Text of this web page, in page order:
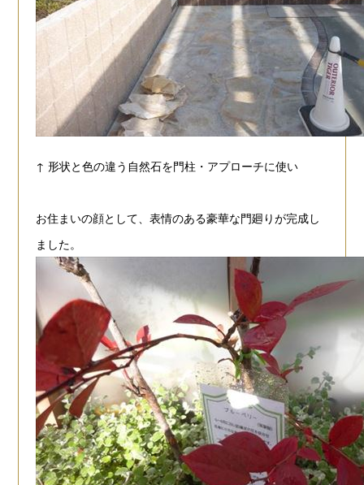
↑ 形状と色の違う自然石を門柱・アプローチに使い
お住まいの顔として、表情のある豪華な門廻りが完成し
ました。